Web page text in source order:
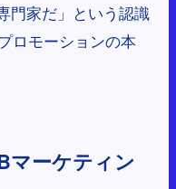
門家だ」という認識
ロモーションの本
マーケティン